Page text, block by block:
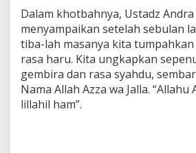
u
l
F
i
t
i
1
Dalam khotbahnya, Ustadz Andra
menyampaikan setelah sebulan
tiba-lah masanya kita
rasa haru. Kita ungkapkan
gembira dan rasa syahdu,
Nama Allah Azza wa Jalla. “Allahu
lillahil ham”.